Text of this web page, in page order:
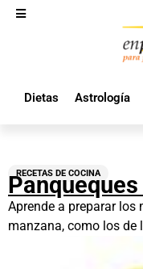
Dietas Astrología
RECETAS DE COCINA
Aprende a preparar los
manzana, como los de